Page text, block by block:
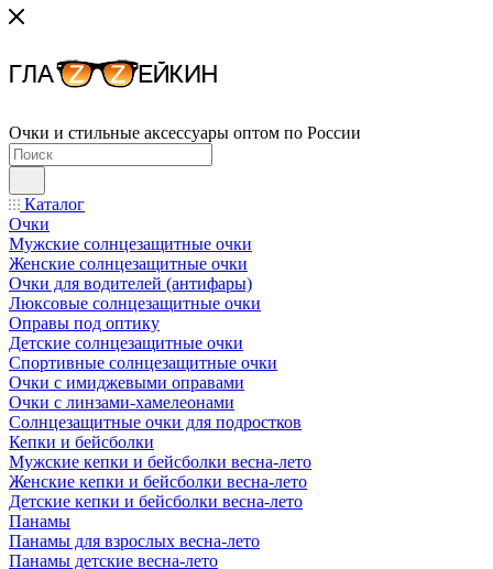
Очки и стильные аксессуары оптом по России
Каталог
Очки
Мужские солнцезащитные очки
Женские солнцезащитные очки
Очки для водителей (антифары)
Люксовые солнцезащитные очки
Оправы под оптику
Детские солнцезащитные очки
Спортивные солнцезащитные очки
Очки с имиджевыми оправами
Очки с линзами-хамелеонами
Солнцезащитные очки для подростков
Кепки и бейсболки
Мужские кепки и бейсболки весна-лето
Женские кепки и бейсболки весна-лето
Детские кепки и бейсболки весна-лето
Панамы
Панамы для взрослых весна-лето
Панамы детские весна-лето